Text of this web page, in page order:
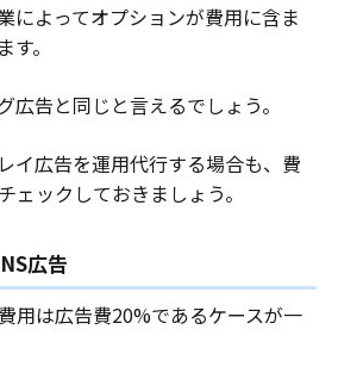
によってオプションが費用に含ま
。
広告と同じと言えるでしょう。
イ広告を運用代行する場合も、費
ェックしておきましょう。
広告
用は広告費20%であるケースが一